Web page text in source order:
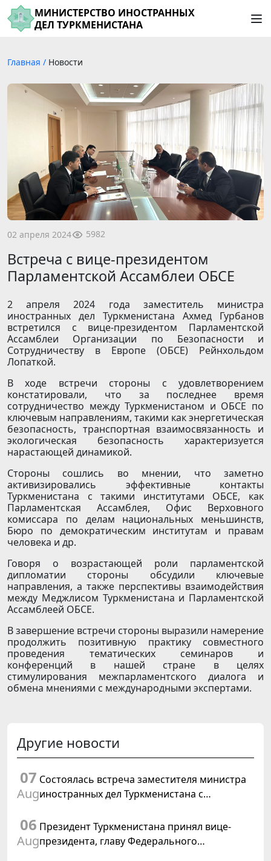
МИНИСТЕРСТВО ИНОСТРАННЫХ
ДЕЛ ТУРКМЕНИСТАНА
Главная / Новости
02 апреля 2024 5982
Встреча с вице-президентом
Парламентской Ассамблеи ОБСЕ
2 апреля 2024 года заместитель министра
иностранных дел Туркменистана Ахмед Гурбанов
встретился с вице-президентом Парламентской
Ассамблеи Организации по Безопасности и
Сотрудничеству в Европе (ОБСЕ) Рейнхольдом
Лопаткой.
В ходе встречи стороны с удовлетворением
констатировали, что за последнее время
сотрудничество между Туркменистаном и ОБСЕ по
ключевым направлениям, такими как энергетическая
безопасность, транспортная взаимосвязанность и
экологическая безопасность характеризуется
нарастающей динамикой.
Стороны сошлись во мнении, что заметно
активизировались эффективные контакты
Туркменистана с такими институтами ОБСЕ, как
Парламентская Ассамблея, Офис Верховного
комиссара по делам национальных меньшинств,
Бюро по демократическим институтам и правам
человека и др.
Говоря о возрастающей роли парламентской
дипломатии стороны обсудили ключевые
направления, а также перспективы взаимодействия
между Меджлисом Туркменистана и Парламентской
Ассамблеей ОБСЕ.
В завершение встречи стороны выразили намерение
продолжить позитивную практику совместного
проведения тематических семинаров и
конференций в нашей стране в целях
стимулирования межпарламентского диалога и
обмена мнениями с международными экспертами.
Другие новости
07
Aug
Состоялась встреча заместителя министра
иностранных дел Туркменистана с
Туркменистане
06
Aug
Президент Туркменистана принял вице-
президента, главу Федерального